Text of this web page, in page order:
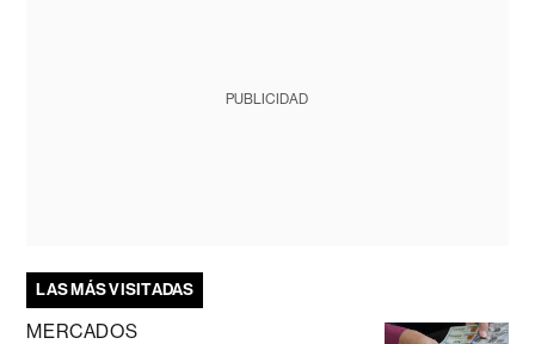
PUBLICIDAD
LAS MÁS VISITADAS
MERCADOS